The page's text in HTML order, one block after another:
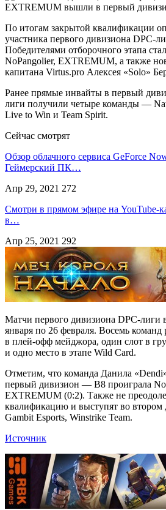
По итогам закрытой квалификации
участника первого дивизиона DPC-
Победителями отборочного этапа
NoPangolier, EXTREMUM, а также
капитана Virtus.pro Алексея «Solo»
Ранее прямые инвайты в первый
лиги получили четыре команды —
Live to Win и Team Spirit.
Сейчас смотрят
Обзор облачного сервиса GeForce
Геймерский ПК…
Апр 29, 2021 272
Смотри в прямом эфире на YouTube-
в…
Апр 25, 2021 292
Матчи первого дивизиона DPC-лиги
января по 26 февраля. Восемь команд
в плей-офф мейджора, один слот в
и одно место в этапе Wild Card.
Отметим, что команда Данила
первый дивизион — B8 проиграла
EXTREMUM (0:2). Также не
квалификацию и выступят во втором
Gambit Esports, Winstrike Team.
Источник